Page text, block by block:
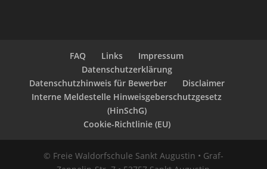
FAQ Links
Impressum
Datenschutzerklärung
Datenschutzhinweis für Bewerber
Disclaimer
Interne Meldestelle Hinweisgeberschutzgesetz
(HinSchG)
Cookie-Richtlinie (EU)
© Freie Waldorfschule Sankt Augustin • Graf-